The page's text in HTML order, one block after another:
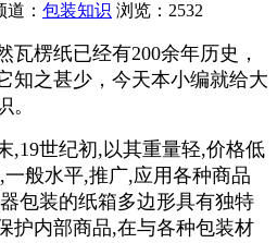
道： 包装知识 浏览：2532
瓦楞纸已经有200余年历史，
知之甚少，今天本小编就给大
。
,19世纪初,以其重量轻,价格低
般水平,推广,应用各种商品
包装的纸箱多边形具有独特
护内部商品,在与各种包装材